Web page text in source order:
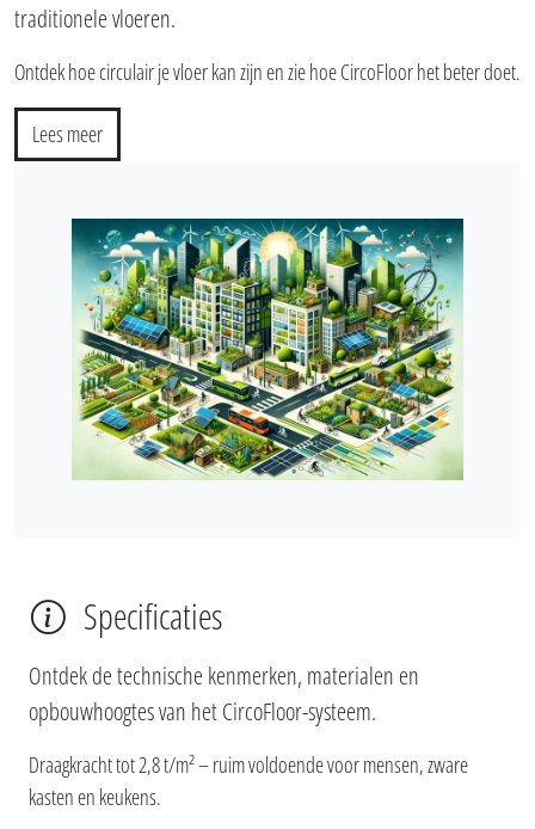
traditionele vloeren.
Ontdek hoe circulair je vloer kan zijn en zie hoe CircoFloor het beter doet.
Lees meer
Specificaties
Ontdek de technische kenmerken, materialen en
opbouwhoogtes van het CircoFloor-systeem.
Draagkracht tot 2,8 t/m² – ruim voldoende voor mensen, zware
kasten en keukens.